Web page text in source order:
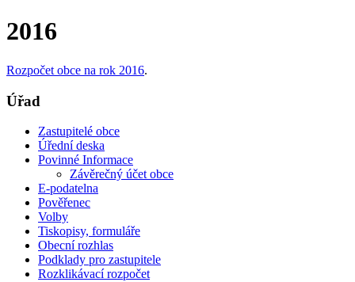
2016
Rozpočet obce na rok 2016.
Úřad
Zastupitelé obce
Úřední deska
Povinné Informace
Závěrečný účet obce
E-podatelna
Pověřenec
Volby
Tiskopisy, formuláře
Obecní rozhlas
Podklady pro zastupitele
Rozklikávací rozpočet